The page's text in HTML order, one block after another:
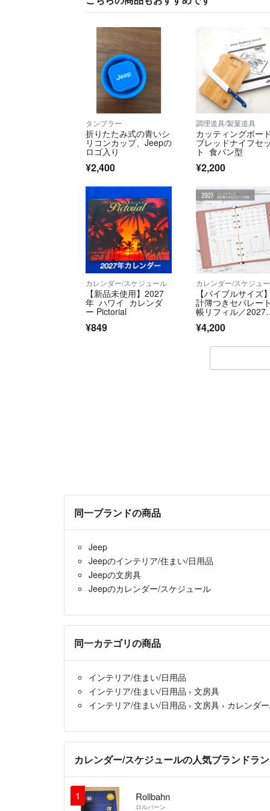
タンブラー
折りたたみ式の青いシ
リコンカップ、Jeepの
ロゴ入り
¥2,400
調理道具/製菓道具
カッティングボー
ブレッドナイフセッ
ト 食パン型
¥2,200
カレンダー/スケジュール
【新品未使用】2027
年 ハワイ カレンダ
ー Pictorial
¥849
カレンダー/スケジュ
【バイブルサイズ
計簿つきセパレー
帳リフィル／2027
月始まり
¥4,200
同一ブランドの商品
Jeep
Jeepのインテリア/住まい/日用品
Jeepの文房具
Jeepのカレンダー/スケジュール
同一カテゴリの商品
インテリア/住まい/日用品
インテリア/住まい/日用品 › 文房具
インテリア/住まい/日用品 › 文房具 › カレンダ
カレンダー/スケジュールの人気ブランドラ
1 Rollbahn
ロルバーン